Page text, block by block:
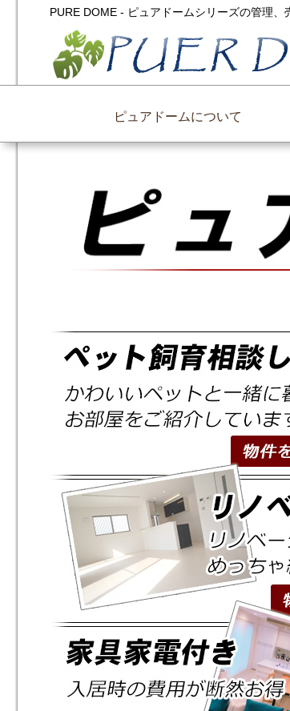
PURE DOME - ピュアドームシリーズの管理
ピュアドームについて